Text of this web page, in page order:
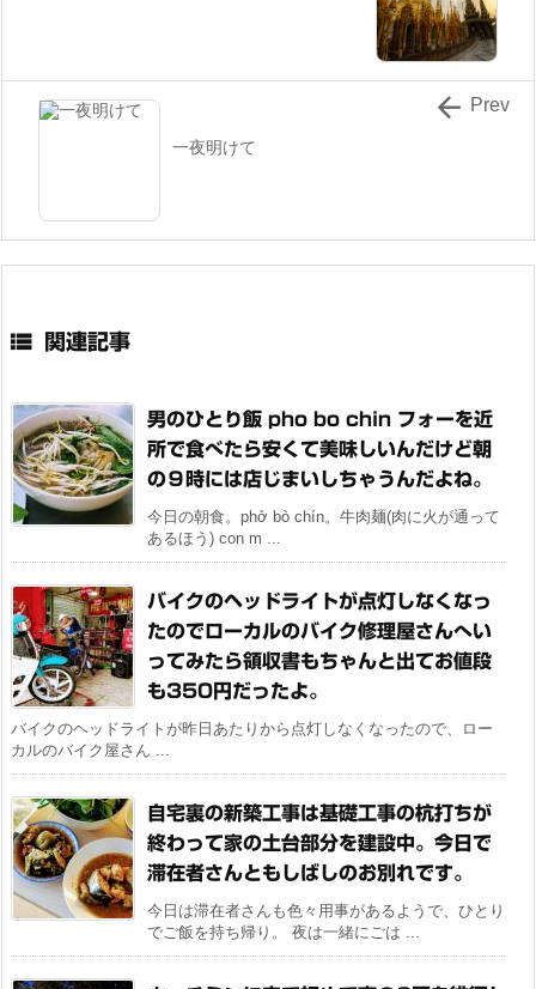
一夜明けて
 Prev
 関連記事
男のひとり飯 pho bo chin フォーを近
所で食べたら安くて美味しいんだけど朝
の９時には店じまいしちゃうんだよね。
今日の朝食。phở bò chín。牛肉麺(肉に火が通って
あるほう) con m ...
バイクのヘッドライトが点灯しなくなっ
たのでローカルのバイク修理屋さんへい
ってみたら領収書もちゃんと出てお値段
も350円だったよ。
バイクのヘッドライトが昨日あたりから点灯しなくなったので、ロー
カルのバイク屋さん ...
自宅裏の新築工事は基礎工事の杭打ちが
終わって家の土台部分を建設中。今日で
滞在者さんともしばしのお別れです。
今日は滞在者さんも色々用事があるようで、ひとり
でご飯を持ち帰り。 夜は一緒にごは ...